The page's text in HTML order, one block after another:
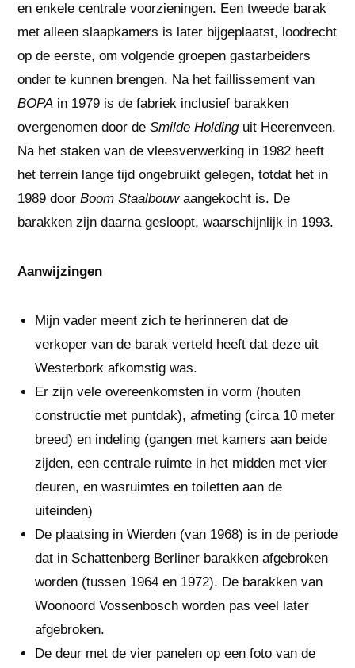
en enkele centrale voorzieningen. Een tweede barak
met alleen slaapkamers is later bijgeplaatst, loodrecht
op de eerste, om volgende groepen gastarbeiders
onder te kunnen brengen. Na het faillissement van
BOPA in 1979 is de fabriek inclusief barakken
overgenomen door de Smilde Holdinguit Heerenveen.
Na het staken van de vleesverwerking in 1982 heeft
het terrein lange tijd ongebruikt gelegen, totdat het in
1989 door Boom Staalbouwaangekocht is. De
barakken zijn daarna gesloopt, waarschijnlijk in 1993.
Aanwijzingen
Mijn vader meent zich te herinneren dat de
verkoper van de barak verteld heeft dat deze uit
Westerbork afkomstig was.
Er zijn vele overeenkomsten in vorm (houten
constructie met puntdak), afmeting (circa 10 meter
breed) en indeling (gangen met kamers aan beide
zijden, een centrale ruimte in het midden met vier
deuren, en wasruimtes en toiletten aan de
uiteinden)
De plaatsing in Wierden (van 1968) is in de periode
dat in Schattenberg Berliner barakken afgebroken
worden (tussen 1964 en 1972). De barakken van
Woonoord Vossenbosch worden pas veel later
afgebroken.
De deur met de vier panelen op een foto van de